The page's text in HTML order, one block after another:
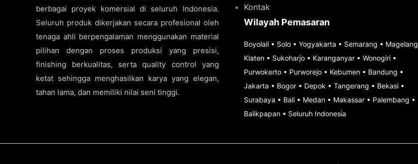
berbagai proyek komersial di seluruh Indonesia.
Seluruh produk dikerjakan secara profesional oleh
tenaga ahli berpengalaman menggunakan material
pilihan dengan proses produksi yang presisi,
finishing berkualitas, serta quality control yang
ketat sehingga menghasilkan karya yang elegan,
tahan lama, dan memiliki nilai seni tinggi.
Kontak
Wilayah Pemasaran
Boyolali• Solo• Yogyakarta • Semarang • Magelang
Klaten• Sukoharjo• Karanganyar• Wonogiri•
Purwokerto• Purworejo• Kebumen• Bandung •
Jakarta • Bogor• Depok • Tangerang • Bekasi•
Surabaya • Bali• Medan• Makassar• Palembang •
Balikpapan• Seluruh Indonesia